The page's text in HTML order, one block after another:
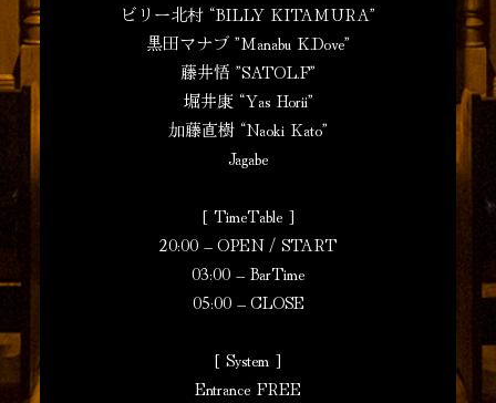
ビリー北村 “BILLY KITAMURA”
黒田マナブ ”Manabu K.Dove”
藤井悟 ”SATOL.F”
堀井康 “Yas Horii”
加藤直樹 “Naoki Kato”
Jagabe
[ TimeTable ]
20:00 – OPEN / START
03:00 – BarTime
05:00 – CLOSE
[ System ]
Entrance FREE